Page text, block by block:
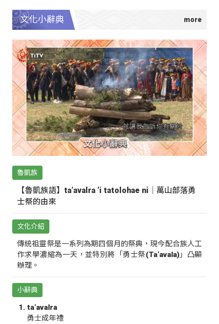
文化小辭典
魯凱族
【魯凱族語】ta‘avalra ‘i tatolohae ni｜萬山部落勇
士祭的由來
文化介紹
傳統祖靈祭是一系列為期四個月的祭典，現今配合族人工
作求學濃縮為一天，並特別將「勇士祭(Ta‘avala)」凸顯
辦理。
小辭典
ta‘avalra
勇士成年禮